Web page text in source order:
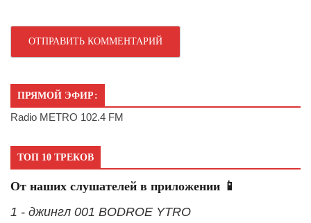
ПРЯМОЙ ЭФИР:
Radio METRO 102.4 FM
ТОП 10 ТРЕКОВ
От наших слушателей в приложении 📱
1 - джингл 001 BODROE YTRO